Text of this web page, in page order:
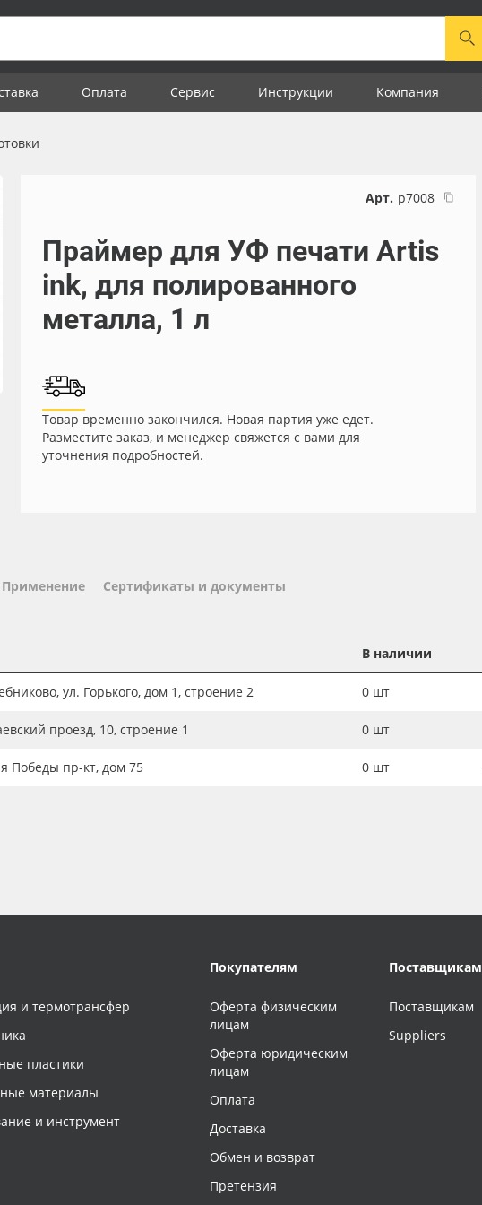
Оплата Сервис Инструкции Компания
Арт. р7008
Праймер для УФ печати Artis
ink, для полированного
металла, 1 л
Товар временно закончился. Новая партия уже едет.
Разместите заказ, и менеджер свяжется с вами для
уточнения подробностей.
Применение Сертификаты и документы
В наличии
ул. Горького, дом 1, строение 2 0 шт
проезд, 10, строение 1 0 шт
Победы пр-кт, дом 75 0 шт
и термотрансфер
пластики
материалы
и инструмент
Покупателям
Оферта физическим
лицам
Оферта юридическим
лицам
Оплата
Доставка
Обмен и возврат
Претензия
Поставщикам
Поставщикам
Suppliers